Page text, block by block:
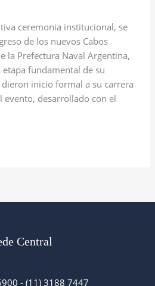
ceremonia institucional, se
de los nuevos Cabos
la Prefectura Naval Argentina,
fundamental de su
inicio formal a su carrera
evento, desarrollado con el
Central
- (11) 3188 7447